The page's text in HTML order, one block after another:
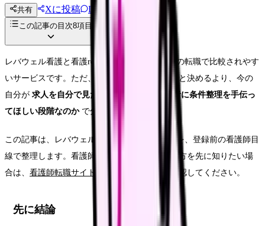
共有 Xに投稿 LINE
投稿文コピー
この記事の目次8項目
レバウェル看護と看護roo!は、どちらも看護師の転職で比較されやす
いサービスです。ただ、「どちらが絶対に上」と決めるより、今の
自分が 求人を自分で見たい段階なのか、担当者に条件整理を手伝っ
てほしい段階なのかで分ける方が現実的です。
この記事は、レバウェル看護と看護roo!の違いを、登録前の看護師目
線で整理します。看護師転職サイト全般の選び方を先に知りたい場
合は、 看護師転職サイトの選び方と使い方 を確認してください。
先に結論